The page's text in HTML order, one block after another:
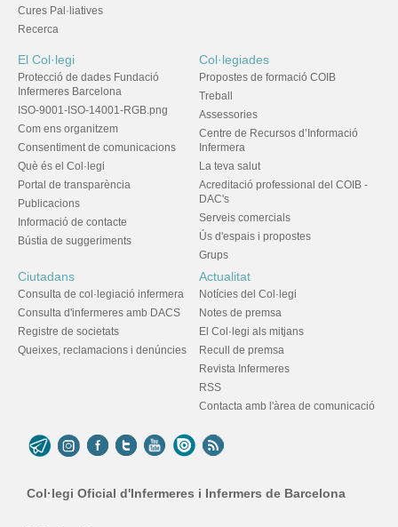
Cures Pal·liatives
Recerca
El Col·legi
Protecció de dades Fundació
Infermeres Barcelona
ISO-9001-ISO-14001-RGB.png
Com ens organitzem
Consentiment de comunicacions
Què és el Col·legi
Portal de transparència
Publicacions
Informació de contacte
Bústia de suggeriments
Col·legiades
Propostes de formació COIB
Treball
Assessories
Centre de Recursos d’Informació
Infermera
La teva salut
Acreditació professional del COIB -
DAC's
Serveis comercials
Ús d'espais i propostes
Grups
Ciutadans
Consulta de col·legiació infermera
Consulta d'infermeres amb DACS
Registre de societats
Queixes, reclamacions i denúncies
Actualitat
Notícies del Col·legi
Notes de premsa
El Col·legi als mitjans
Recull de premsa
Revista Infermeres
RSS
Contacta amb l'àrea de comunicació
Col·legi Oficial d'Infermeres i Infermers de Barcelona